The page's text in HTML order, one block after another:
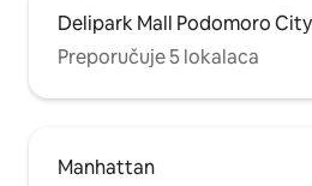
Delipark Mall Podomoro City
Preporučuje 5 lokalaca
Manhattan